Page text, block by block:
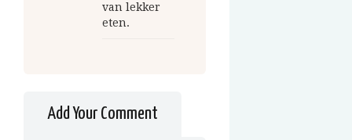
van lekker
eten.
Add Your Comment